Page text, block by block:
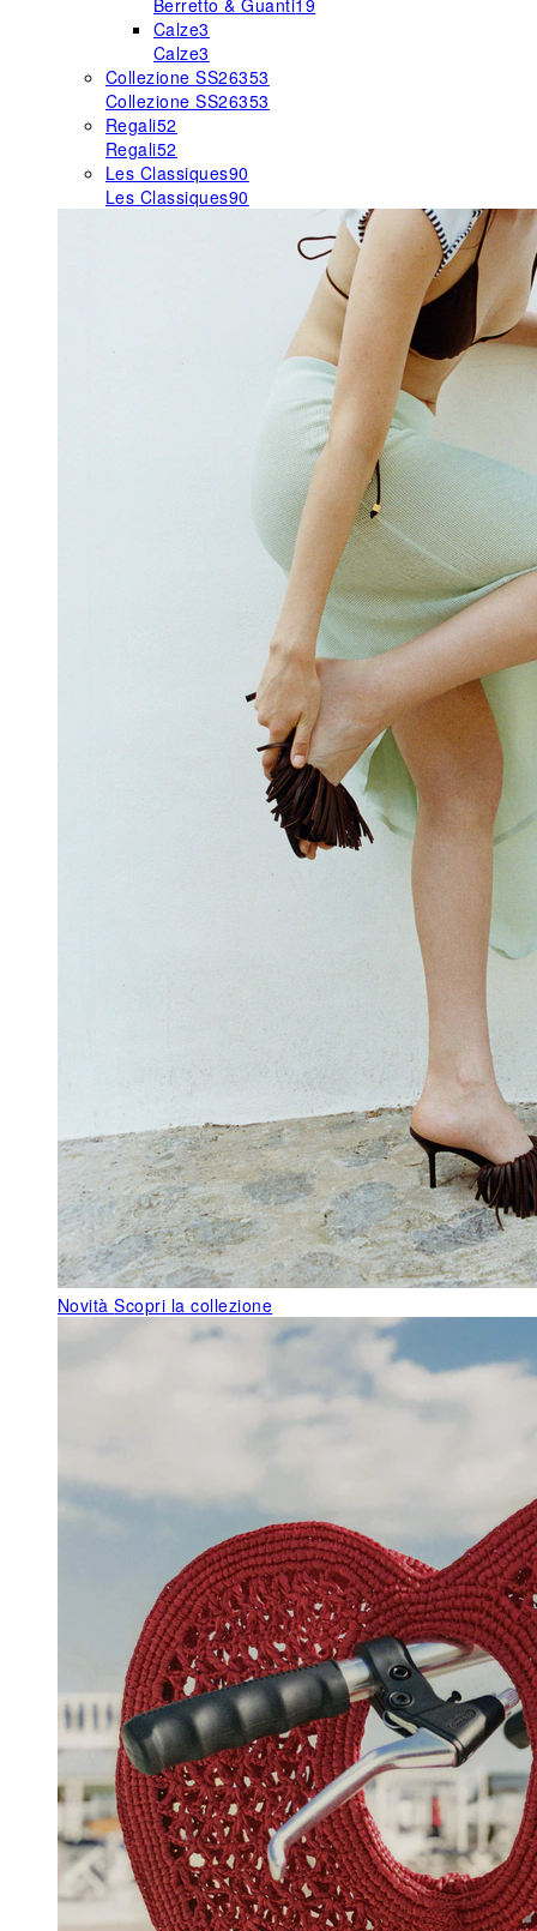
Berretto & Guanti19
Calze3
Calze3
Collezione SS26353
Collezione SS26353
Regali52
Regali52
Les Classiques90
Les Classiques90
NovitàScopri la collezione